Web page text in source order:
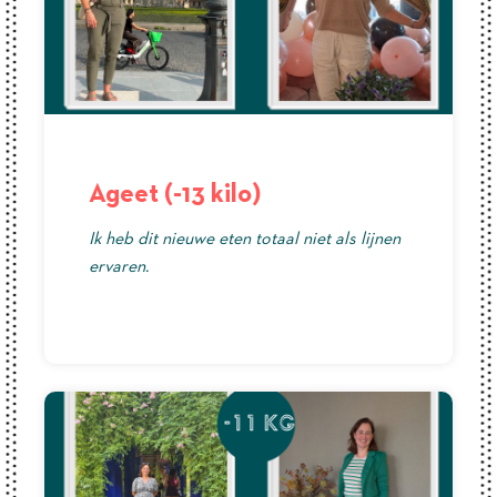
Ageet (-13 kilo)
Ik heb dit nieuwe eten totaal niet als lijnen
ervaren.